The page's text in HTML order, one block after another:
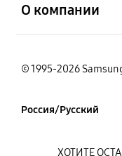
О компании
© 1995-2026
Россия/Русский
ХОТИТЕ